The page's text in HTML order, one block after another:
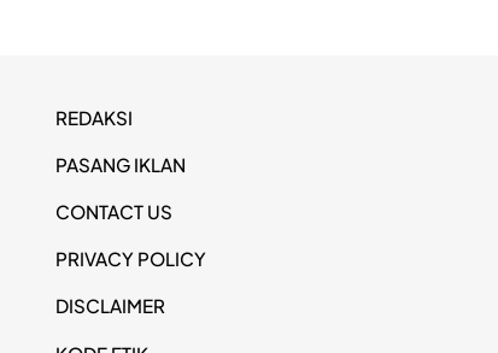
REDAKSI
PASANG IKLAN
CONTACT US
PRIVACY POLICY
DISCLAIMER